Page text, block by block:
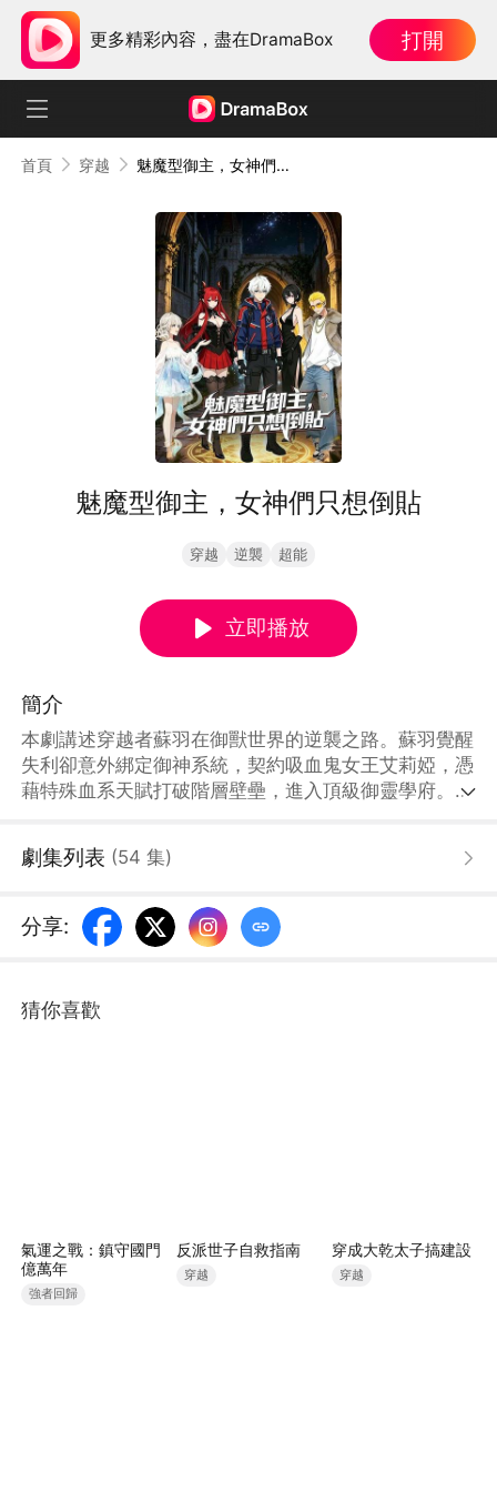
更多精彩內容，盡在DramaBox 打開
首頁 穿越 魅魔型御主，女神們只想倒貼
魅魔型御主，女神們只想倒貼
穿越 逆襲 超能
立即播放
簡介
本劇講述穿越者蘇羽在御獸世界的逆襲之路。蘇羽覺醒
失利卻意外綁定御神系統，契約吸血鬼女王艾莉婭，憑
藉特殊血系天賦打破階層壁壘，進入頂級御靈學府。他
勢力的陰謀，以絕對實力將其粉碎。最終蘇羽攜手眾女
的傳奇。
劇集列表 (54 集)
分享:
猜你喜歡
氣運之戰：鎮守國門
億萬年
強者回歸
反派世子自救指南
穿越
穿成大乾太子搞建設
穿越